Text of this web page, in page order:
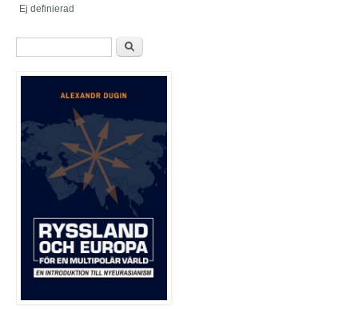
Ej definierad